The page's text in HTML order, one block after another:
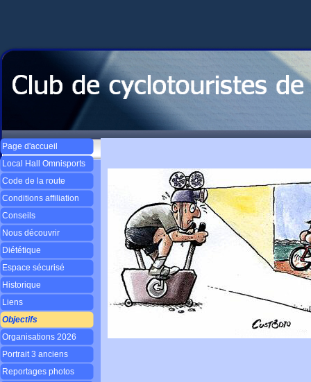
Page d'accueil
Local Hall Omnisports
Code de la route
Conditions affiliation
Conseils
Nous découvrir
Diététique
Espace sécurisé
Historique
Liens
Objectifs
Organisations 2026
Portrait 3 anciens
Reportages photos